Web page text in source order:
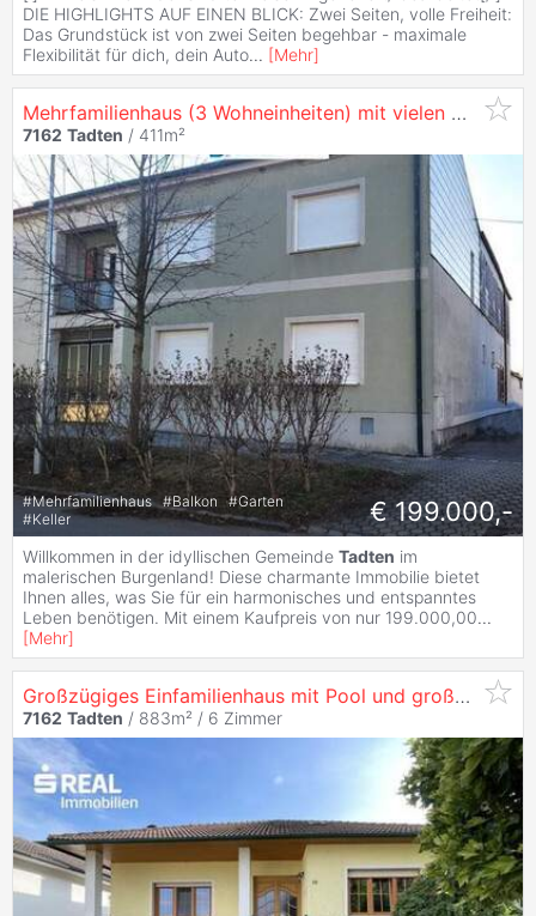
DIE HIGHLIGHTS AUF EINEN BLICK: Zwei Seiten, volle Freiheit:
Das Grundstück ist von zwei Seiten begehbar - maximale
Flexibilität für dich, dein Auto... [Mehr]
Mehrfamilienhaus (3 Wohneinheiten) mit vielen Möglichkeiten! - Teilunterkellert!
7162 Tadten / 411m²
#Mehrfamilienhaus #Balkon #Garten
#Keller € 199.000,-
Willkommen in der idyllischen Gemeinde Tadten im
malerischen Burgenland! Diese charmante Immobilie bietet
Ihnen alles, was Sie für ein harmonisches und entspanntes
Leben benötigen. Mit einem Kaufpreis von nur 199.000,00...
[Mehr]
Großzügiges Einfamilienhaus mit Pool und großem Garten - Wohnen mit Komfort
7162 Tadten / 883m² / 6 Zimmer